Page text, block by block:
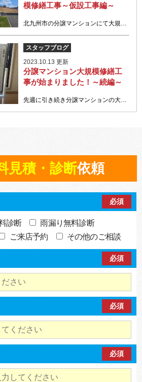
模修繕工事～仮設工事編～
北九州市の分譲マンションにて大規模修繕工事の仮設工事について 写真を元に紹介します。 マンショ
スタッフブログ
2023.10.13 更新
分譲マンション大規模修繕工
事が始まりました！～続編～
先週に引き続き分譲マンションの大規模修繕工事着工前準備の様子を 写真を元に紹介していきます。
見積・診断依頼
必須
診断
雨漏り無料診断
ご来店予約 その他のご相談
必須
必須
必須